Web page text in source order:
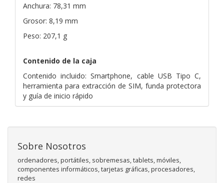
Anchura: 78,31 mm
Grosor: 8,19 mm
Peso: 207,1 g
Contenido de la caja
Contenido incluido: Smartphone, cable USB Tipo C,
herramienta para extracción de SIM, funda protectora
y guía de inicio rápido
Sobre Nosotros
ordenadores, portátiles, sobremesas, tablets, móviles,
componentes informáticos, tarjetas gráficas, procesadores,
redes